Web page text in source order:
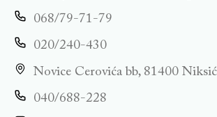
068/79-71-79
020/240-430
Novice Cerovića bb, 81400 Niksić
040/688-228